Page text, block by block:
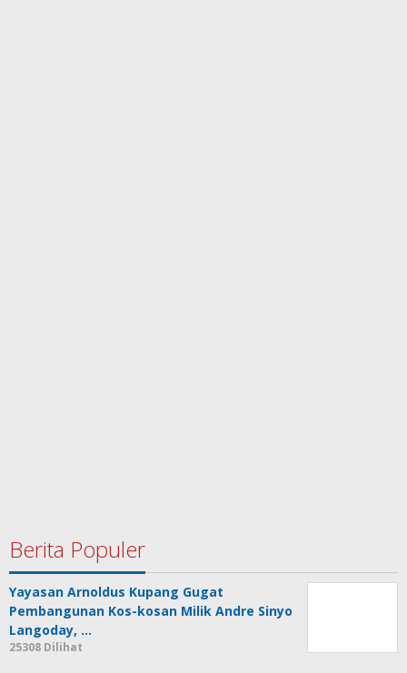
Berita Populer
Yayasan Arnoldus Kupang Gugat
Pembangunan Kos-kosan Milik Andre Sinyo
Langoday, …
25308 Dilihat